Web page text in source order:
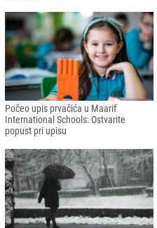
Počeo upis prvačića u Maarif
International Schools: Ostvarite
popust pri upisu